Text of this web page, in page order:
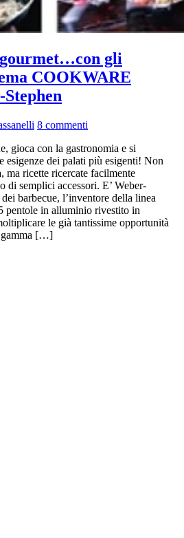
gli
COOKWARE
8 commenti
gioca con la gastronomia e si
esigenze dei palati più esigenti! Non
ricette ricercate facilmente
di semplici accessori. E’ Weber-
barbecue, l’inventore della linea
in alluminio rivestito in
le già tantissime opportunità
gamma […]